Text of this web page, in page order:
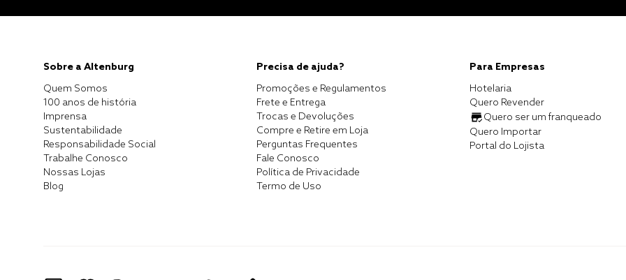
Sobre a Altenburg
Quem Somos
100 anos de história
Imprensa
Sustentabilidade
Responsabilidade Social
Trabalhe Conosco
Nossas Lojas
Blog
Precisa de ajuda?
Promoções e Regulamentos
Frete e Entrega
Trocas e Devoluções
Compre e Retire em Loja
Perguntas Frequentes
Fale Conosco
Política de Privacidade
Termo de Uso
Para Empresas
Hotelaria
Quero Revender
Quero ser um franqueado
Quero Importar
Portal do Lojista